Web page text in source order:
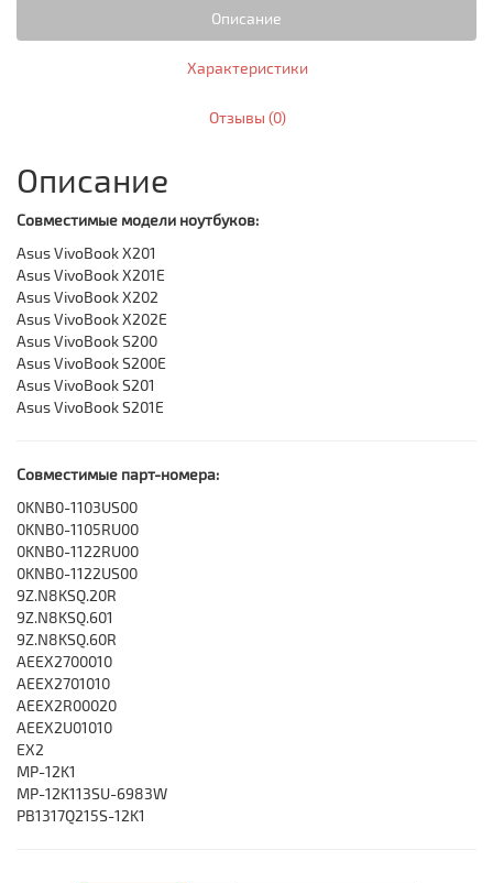
Описание
Характеристики
Отзывы (0)
Описание
Совместимые модели ноутбуков:
Asus VivoBook X201
Asus VivoBook X201E
Asus VivoBook X202
Asus VivoBook X202E
Asus VivoBook S200
Asus VivoBook S200E
Asus VivoBook S201
Asus VivoBook S201E
Совместимые парт-номера:
0KNB0-1103US00
0KNB0-1105RU00
0KNB0-1122RU00
0KNB0-1122US00
9Z.N8KSQ.20R
9Z.N8KSQ.601
9Z.N8KSQ.60R
AEEX2700010
AEEX2701010
AEEX2R00020
AEEX2U01010
EX2
MP-12K1
MP-12K113SU-6983W
PB1317Q215S-12K1